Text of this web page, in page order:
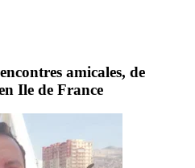
amicales, de
Ile de France